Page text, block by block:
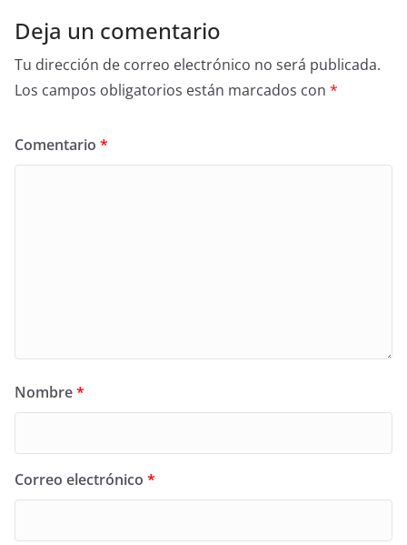
Deja un comentario
Tu dirección de correo electrónico no será publicada.
Los campos obligatorios están marcados con *
Comentario *
Nombre*
Correo electrónico *